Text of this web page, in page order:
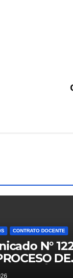
CONTRATO DOCENTE
N°
DE